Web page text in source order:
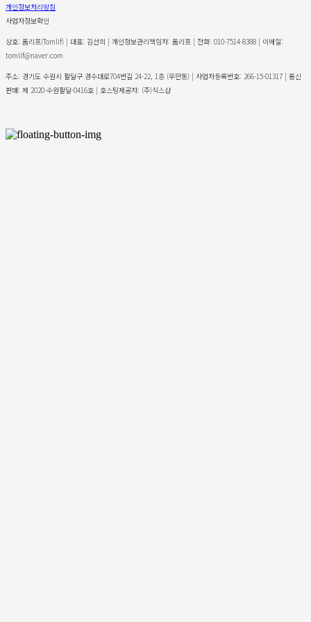
개인정보처리방침
사업자정보확인
상호: 톰리프(Tomlif) | 대표: 김선희 | 개인정보관리책임자: 톰리프 | 전화: 010-7514-8388 | 이메일:
tomlif@naver.com
주소: 경기도 수원시 팔달구 경수대로704번길 24-22, 1층 (우만동) | 사업자등록번호: 266-15-01317 | 통신
판매: 제 2020-수원팔달-0416호 | 호스팅제공자: (주)식스샵